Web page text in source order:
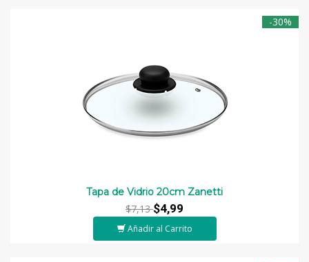
-30%
Tapa de Vidrio 20cm Zanetti
$7,13$4,99
Añadir al Carrito